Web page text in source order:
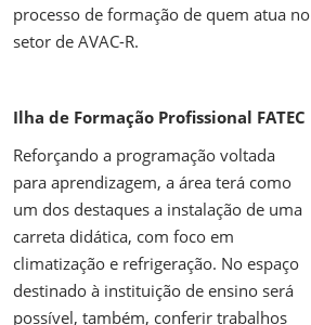
processo de formação de quem atua no
setor de AVAC-R.
Ilha de Formação Profissional FATEC
Reforçando a programação voltada
para aprendizagem, a área terá como
um dos destaques a instalação de uma
carreta didática, com foco em
climatização e refrigeração. No espaço
destinado à instituição de ensino será
possível, também, conferir trabalhos